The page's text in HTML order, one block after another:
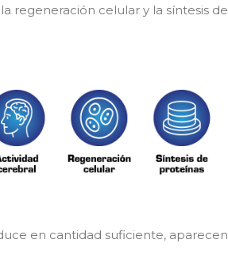
regeneración celular y la síntesis de
en cantidad suficiente, aparecen